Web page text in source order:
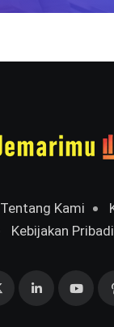
Tentang Kami
Kebijakan Pribadi